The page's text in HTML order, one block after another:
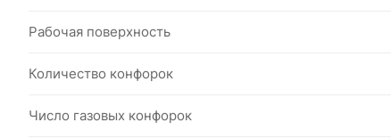
Рабочая поверхность
Количество конфорок
Число газовых конфорок